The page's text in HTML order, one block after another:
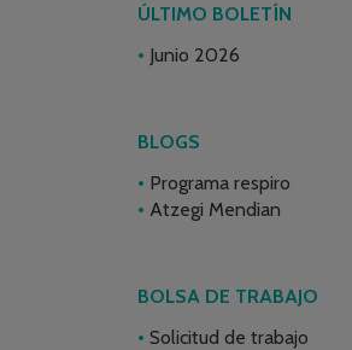
ÚLTIMO BOLETÍN
Junio 2026
BLOGS
Programa respiro
Atzegi Mendian
BOLSA DE TRABAJO
Solicitud de trabajo